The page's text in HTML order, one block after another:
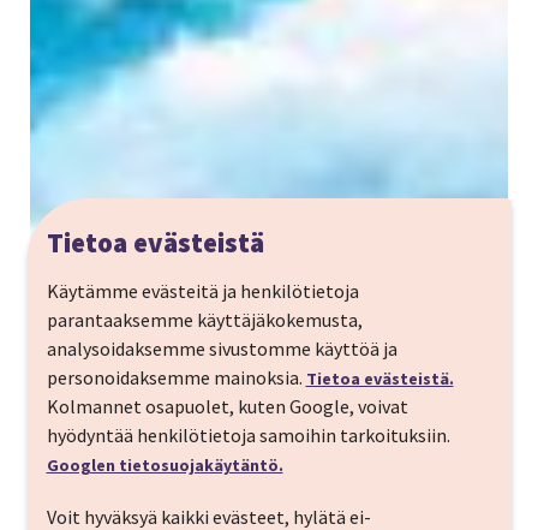
Tietoa evästeistä
Käytämme evästeitä ja henkilötietoja
parantaaksemme käyttäjäkokemusta,
analysoidaksemme sivustomme käyttöä ja
personoidaksemme mainoksia. Tietoa evästeistä.
Kolmannet osapuolet, kuten Google, voivat
hyödyntää henkilötietoja samoihin tarkoituksiin.
Googlen tietosuojakäytäntö.
Voit hyväksyä kaikki evästeet, hylätä ei-